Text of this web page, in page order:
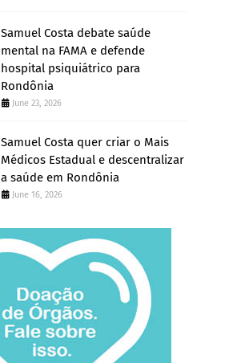
Samuel Costa debate saúde
mental na FAMA e defende
hospital psiquiátrico para
Rondônia
June 23, 2026
Samuel Costa quer criar o Mais
Médicos Estadual e descentralizar
a saúde em Rondônia
June 16, 2026